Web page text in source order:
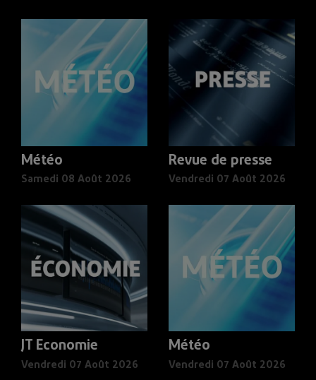
Météo
Samedi 08 Août 2026
Revue de presse
Vendredi 07 Août 2026
JT Economie
Vendredi 07 Août 2026
Météo
Vendredi 07 Août 2026